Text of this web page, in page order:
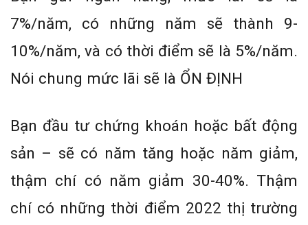
7%/năm, có những năm sẽ thành 9-
10%/năm, và có thời điểm sẽ là 5%/năm.
Nói chung mức lãi sẽ là ỔN ĐỊNH
Bạn đầu tư chứng khoán hoặc bất động
sản – sẽ có năm tăng hoặc năm giảm,
thậm chí có năm giảm 30-40%. Thậm
chí có những thời điểm 2022 thị trường